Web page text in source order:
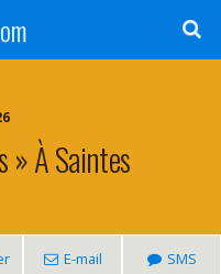
» À Saintes
E-mail SMS